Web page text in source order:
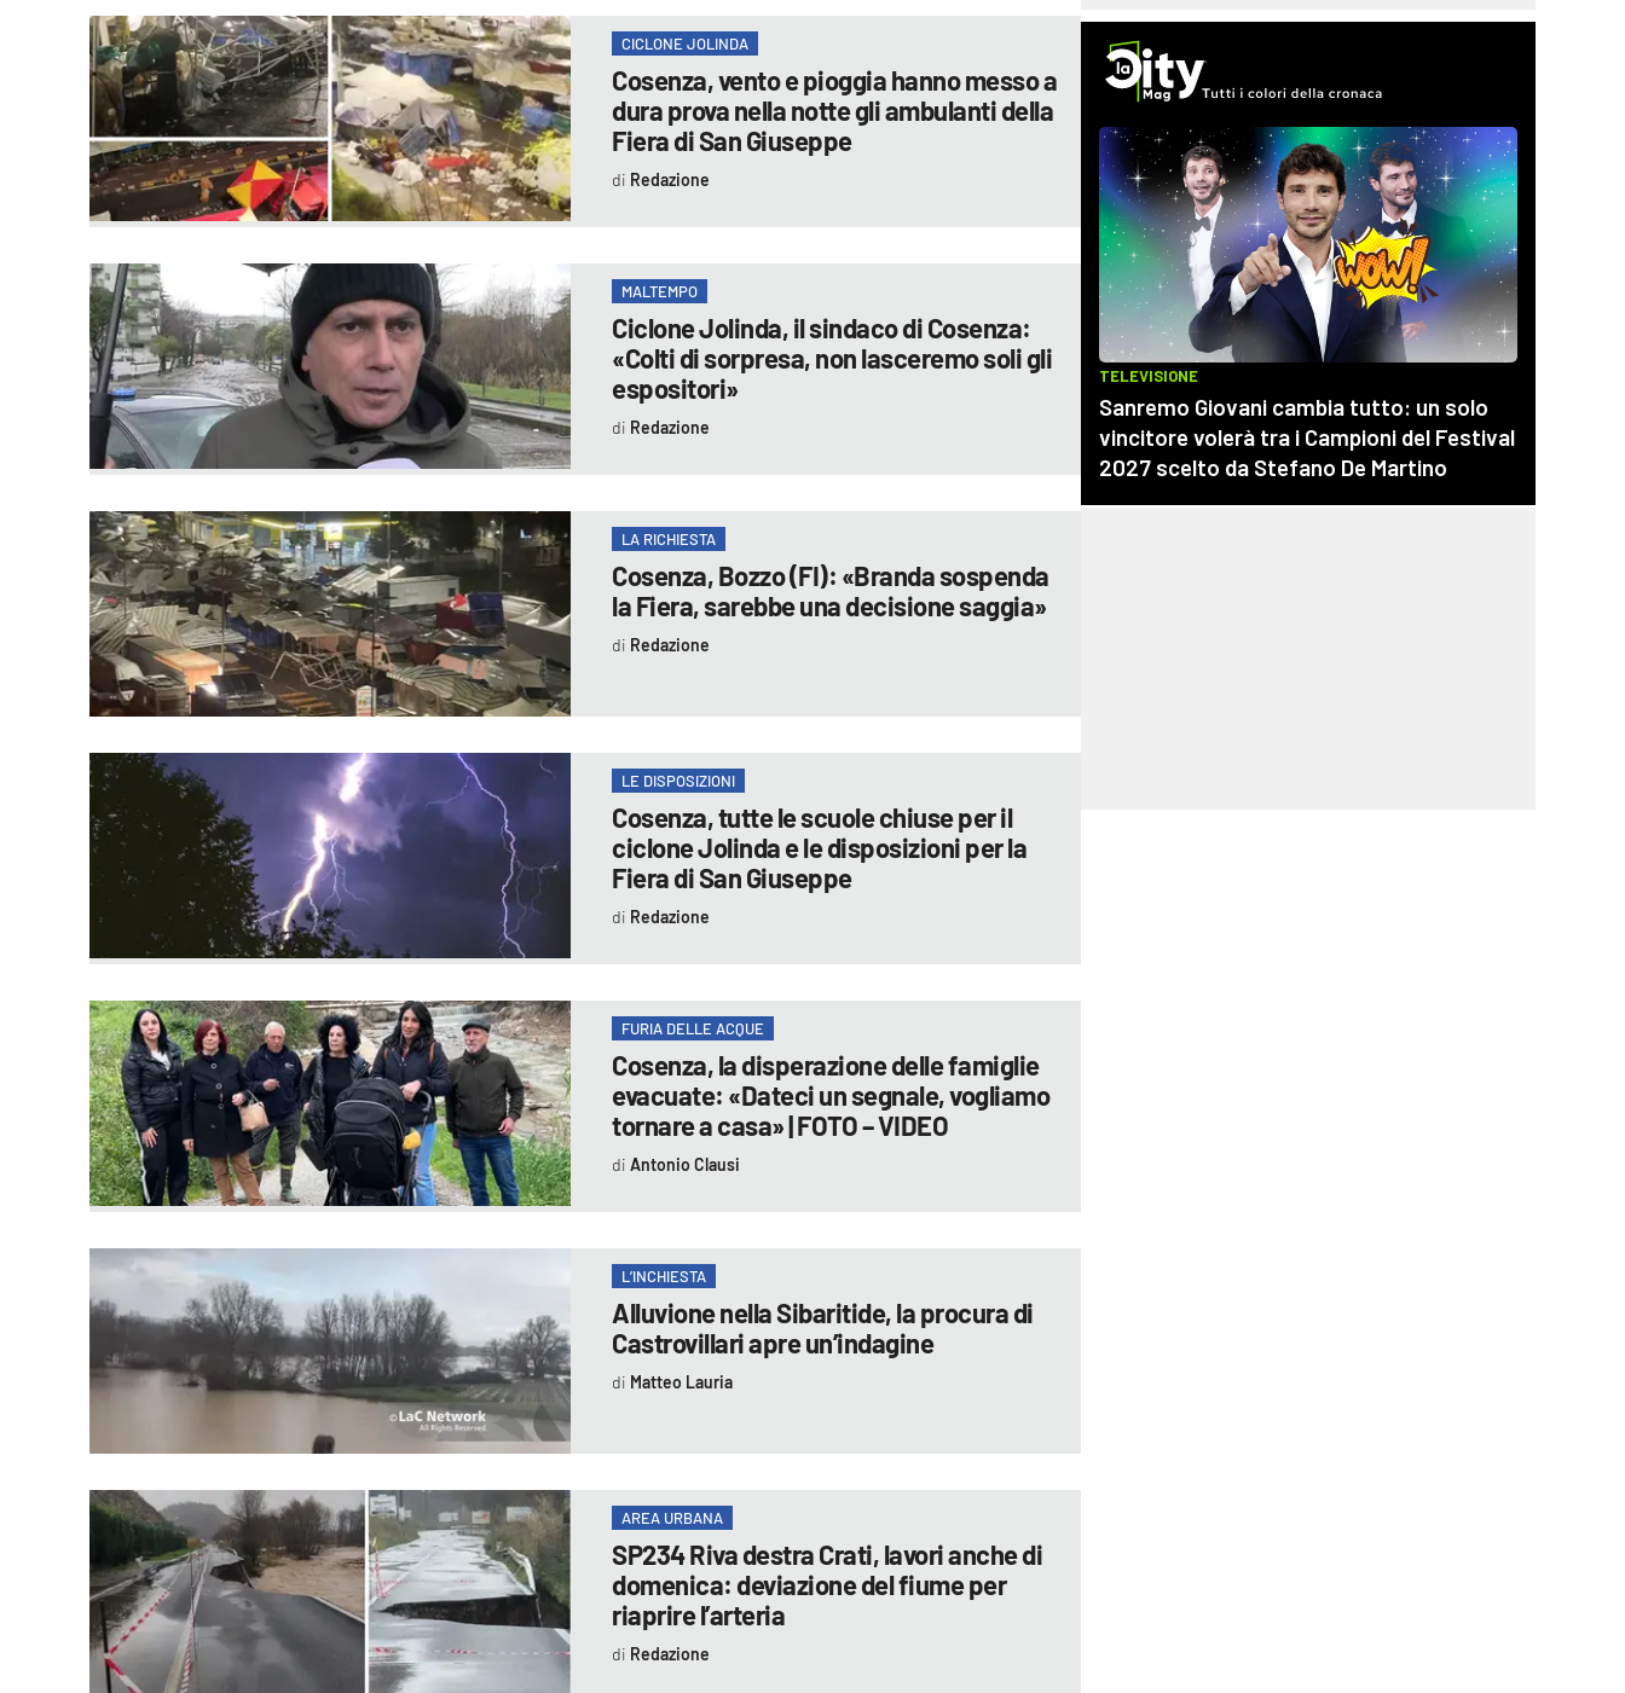
CICLONE JOLINDA
Cosenza, vento e pioggia hanno messo a
dura prova nella notte gli ambulanti della
Fiera di San Giuseppe
Redazione
MALTEMPO
Ciclone Jolinda, il sindaco di Cosenza:
«Colti di sorpresa, non lasceremo soli gli
espositori»
Redazione
LA RICHIESTA
Cosenza, Bozzo (FI): «Branda sospenda
la Fiera, sarebbe una decisione saggia»
Redazione
LE DISPOSIZIONI
Cosenza, tutte le scuole chiuse per il
ciclone Jolinda e le disposizioni per la
Fiera di San Giuseppe
Redazione
FURIA DELLE ACQUE
Cosenza, la disperazione delle famiglie
evacuate: «Dateci un segnale, vogliamo
tornare a casa» | FOTO – VIDEO
Antonio Clausi
L’INCHIESTA
Alluvione nella Sibaritide, la procura di
Castrovillari apre un’indagine
Matteo Lauria
AREA URBANA
SP234 Riva destra Crati, lavori anche di
domenica: deviazione del fiume per
riaprire l’arteria
Redazione